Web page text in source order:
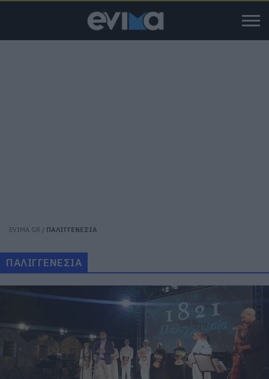
EVIMA.GR / ΠΑΛΙΓΓΕΝΕΣΙΑ
ΠΑΛΙΓΓΕΝΕΣΙΑ